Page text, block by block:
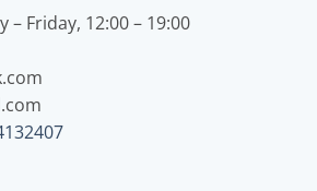
– Friday, 12:00 – 19:00